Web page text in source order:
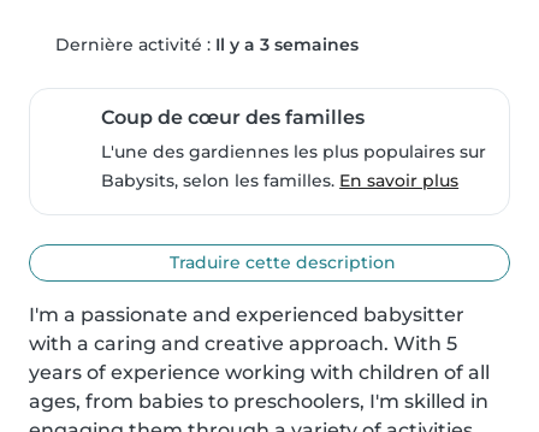
Dernière activité : Il y a 3 semaines
Coup de cœur des familles
L'une des gardiennes les plus populaires sur
Babysits, selon les familles. En savoir plus
Traduire cette description
I'm a passionate and experienced babysitter
with a caring and creative approach. With 5
years of experience working with children of all
ages, from babies to preschoolers, I'm skilled in